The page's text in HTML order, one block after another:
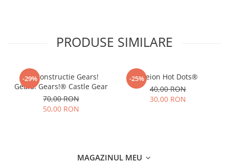
PRODUSE SIMILARE
-29%
Joc Constructie Gears!
Gears! Gears!® Castle Gear
70,00 RON
50,00 RON
-25%Creion Hot Dots®
40,00 RON
30,00 RON
MAGAZINUL MEU